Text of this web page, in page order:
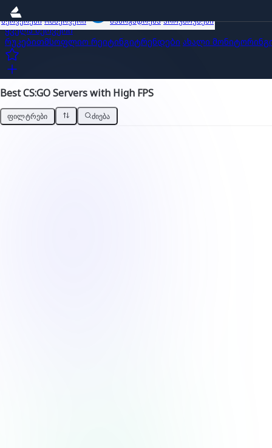
სერვერები ობზერვერი საზოგადოება პროუმოუშენი
ყველა სერვერი
რუკებითმსოფლიო რეიტინგიტრენდები ახალი
Best CS:GO Servers with High FPS
ᲤᲘᲚᲢᲠᲔᲑᲘ ᲫᲘᲔᲑᲐ